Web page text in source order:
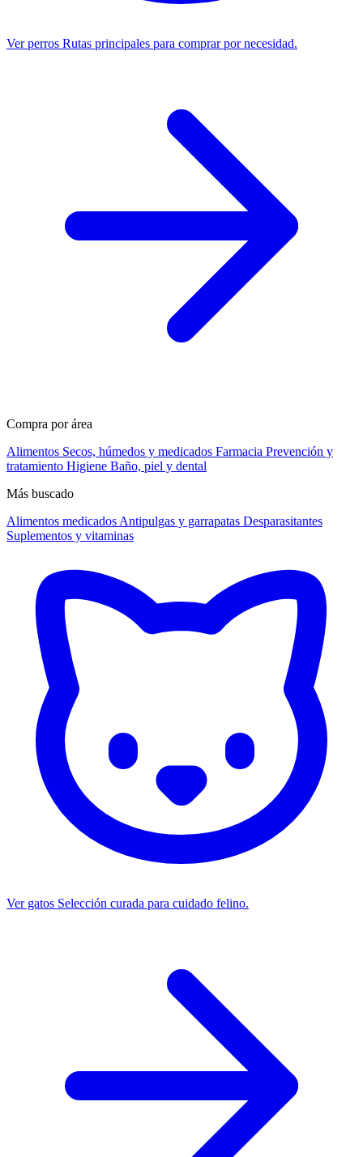
Ver perros Rutas principales para comprar por necesidad.
Compra por área
Alimentos Secos, húmedos y medicados Farmacia Prevención y
tratamiento Higiene Baño, piel y dental
Más buscado
Alimentos medicados Antipulgas y garrapatas Desparasitantes
Suplementos y vitaminas
Ver gatos Selección curada para cuidado felino.